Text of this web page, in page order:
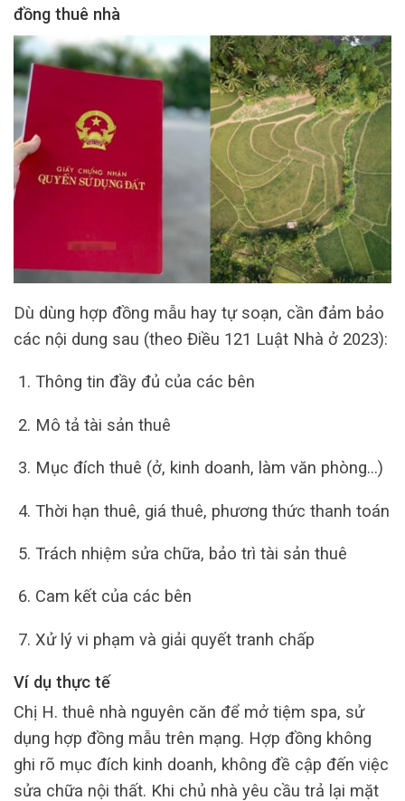
đồng thuê nhà
Dù dùng hợp đồng mẫu hay tự soạn, cần đảm bảo
các nội dung sau (theo Điều 121 Luật Nhà ở 2023):
Thông tin đầy đủ của các bên
Mô tả tài sản thuê
Mục đích thuê (ở, kinh doanh, làm văn phòng…)
Thời hạn thuê, giá thuê, phương thức thanh toán
Trách nhiệm sửa chữa, bảo trì tài sản thuê
Cam kết của các bên
Xử lý vi phạm và giải quyết tranh chấp
Ví dụ thực tế
Chị H. thuê nhà nguyên căn để mở tiệm spa, sử
dụng hợp đồng mẫu trên mạng. Hợp đồng không
ghi rõ mục đích kinh doanh, không đề cập đến việc
sửa chữa nội thất. Khi chủ nhà yêu cầu trả lại mặt